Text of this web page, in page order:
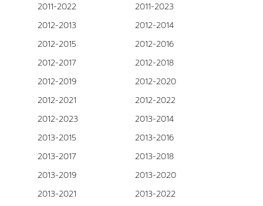
2011-2022
2011-2023
2012-2013
2012-2014
2012-2015
2012-2016
2012-2017
2012-2018
2012-2019
2012-2020
2012-2021
2012-2022
2012-2023
2013-2014
2013-2015
2013-2016
2013-2017
2013-2018
2013-2019
2013-2020
2013-2021
2013-2022